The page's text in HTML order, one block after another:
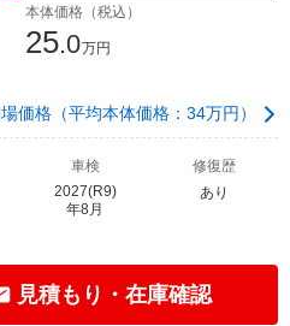
本体価格（税込）
25.0万円
価格（平均本体価格：34万円）
車検
2027(R9)
年8月
修復歴
あり
見積もり・在庫確認